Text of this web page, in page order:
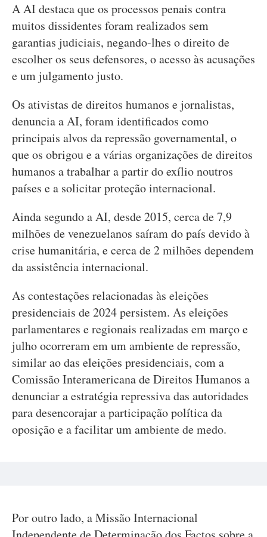
A AI destaca que os processos penais contra
muitos dissidentes foram realizados sem
garantias judiciais, negando-lhes o direito de
escolher os seus defensores, o acesso às acusações
e um julgamento justo.
Os ativistas de direitos humanos e jornalistas,
denuncia a AI, foram identificados como
principais alvos da repressão governamental, o
que os obrigou e a várias organizações de direitos
humanos a trabalhar a partir do exílio noutros
países e a solicitar proteção internacional.
Ainda segundo a AI, desde 2015, cerca de 7,9
milhões de venezuelanos saíram do país devido à
crise humanitária, e cerca de 2 milhões dependem
da assistência internacional.
As contestações relacionadas às eleições
presidenciais de 2024 persistem. As eleições
parlamentares e regionais realizadas em março e
julho ocorreram em um ambiente de repressão,
similar ao das eleições presidenciais, com a
Comissão Interamericana de Direitos Humanos a
denunciar a estratégia repressiva das autoridades
para desencorajar a participação política da
oposição e a facilitar um ambiente de medo.
Por outro lado, a Missão Internacional